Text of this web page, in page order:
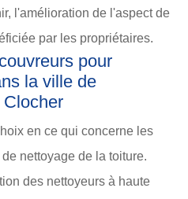
l'amélioration de l'aspect de
par les propriétaires.
pour
la ville de
en ce qui concerne les
nettoyage de la toiture.
des nettoyeurs à haute